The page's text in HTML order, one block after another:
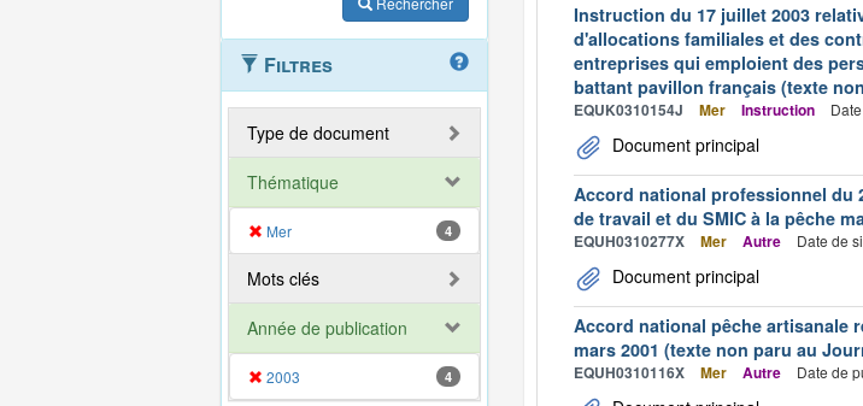
Filtres
Type de document
Thématique
Mer 4
Mots clés
Année de publication
2003 4
Instruction du 17 juillet 2003
d'allocations familiales et des
entreprises qui emploient des
battant pavillon français (texte
EQUK0310154J Mer Instruction
Document principal
Accord national professionnel du
de travail et du SMIC à la pêche
EQUH0310277X Mer Autre Date de
Document principal
Accord national pêche artisanale
mars 2001 (texte non paru au
EQUH0310116X Mer Autre Date de